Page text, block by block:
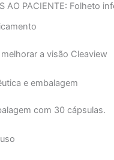
AO PACIENTE: Folheto
a visão Cleaview
e embalagem
com 30 cápsulas.